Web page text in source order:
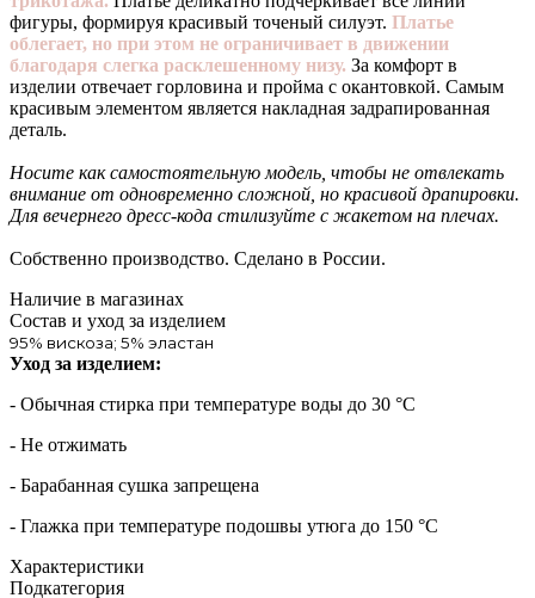
фигуры, формируя красивый точеный силуэт. Платье
облегает, но при этом не ограничивает в движении
благодаря слегка расклешенному низу. За комфорт в
изделии отвечает горловина и пройма с окантовкой. Самым
красивым элементом является накладная задрапированная
деталь.
Носите как самостоятельную модель, чтобы не отвлекать
внимание от одновременно сложной, но красивой драпировки.
Для вечернего дресс-кода стилизуйте с жакетом на плечах.
Собственно производство. Сделано в России.
Наличие в магазинах
Состав и уход за изделием
95% вискоза; 5% эластан
Уход за изделием:
- Обычная стирка при температуре воды до 30 °C
- Не отжимать
- Барабанная сушка запрещена
- Глажка при температуре подошвы утюга до 150 °C
Характеристики
Подкатегория